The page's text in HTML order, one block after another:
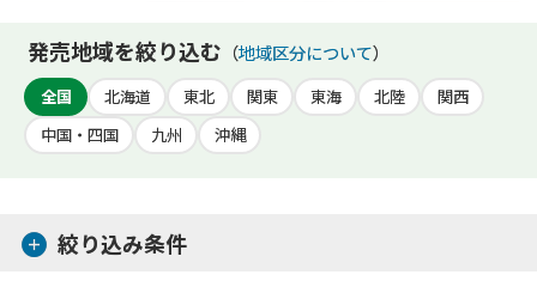
発売地域を絞り込む （地域区分について）
全国 北海道 東北 関東 東海 北陸
関西
中国・四国
九州 沖縄
絞り込み条件